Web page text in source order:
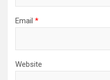
Email *
Website